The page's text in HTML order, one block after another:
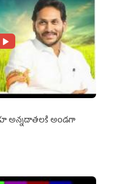
అన్నదాతలకి అండగా